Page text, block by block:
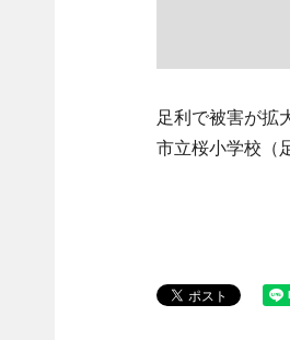
足利で被害が拡
市立桜小学校（